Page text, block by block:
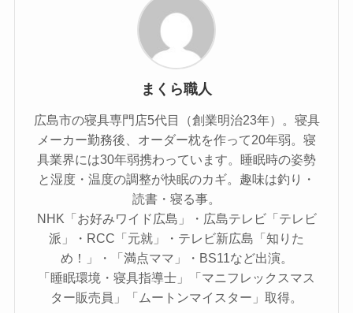
まくら職人
広島市の寝具専門店5代目（創業明治23年）。寝具
メーカー勤務後、オーダー枕を作って20年弱。寝
具業界には30年弱携わっています。睡眠時の姿勢
と湿度・温度の調整が快眠のカギ。趣味は釣り・
読書・寝る事。
NHK「お好みワイド広島」・広島テレビ「テレビ
派」・RCC「元就」・テレビ新広島「知りた
め！」・「満点ママ」・BS11など出演。
「睡眠環境・寝具指導士」「マニフレックスマス
ター販売員」「ムートンマイスター」取得。